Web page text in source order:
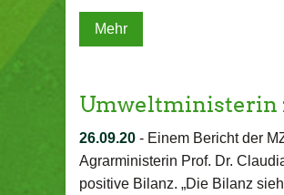
Mehr
Umweltministerin
26.09.20 - Einem Bericht der
Agrarministerin Prof. Dr.
positive Bilanz. „Die Bilanz